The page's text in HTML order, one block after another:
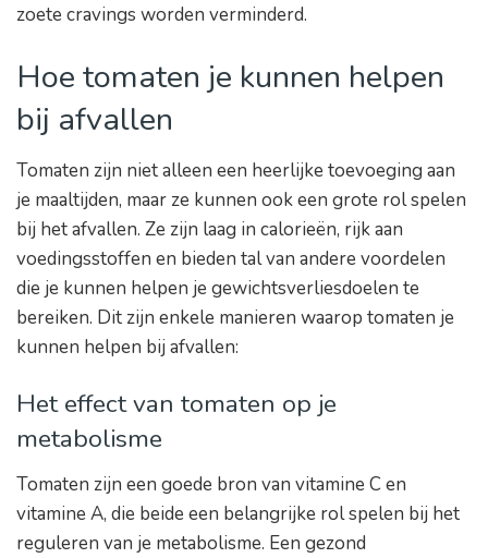
zoete cravings worden verminderd.
Hoe tomaten je kunnen helpen
bij afvallen
Tomaten zijn niet alleen een heerlijke toevoeging aan
je maaltijden, maar ze kunnen ook een grote rol spelen
bij het afvallen. Ze zijn laag in calorieën, rijk aan
voedingsstoffen en bieden tal van andere voordelen
die je kunnen helpen je gewichtsverliesdoelen te
bereiken. Dit zijn enkele manieren waarop tomaten je
kunnen helpen bij afvallen:
Het effect van tomaten op je
metabolisme
Tomaten zijn een goede bron van vitamine C en
vitamine A, die beide een belangrijke rol spelen bij het
reguleren van je metabolisme. Een gezond